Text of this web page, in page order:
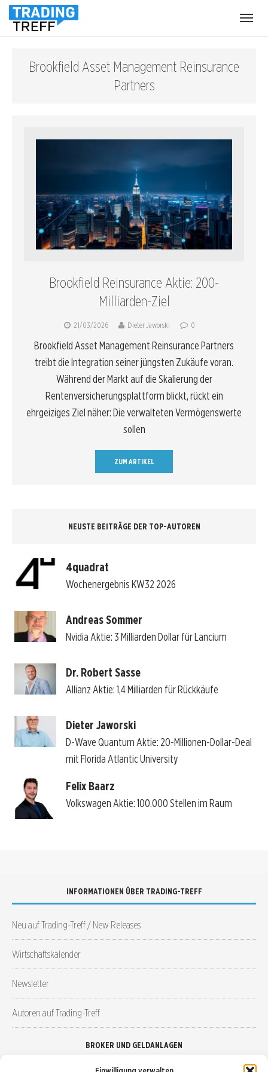
Brookfield Asset Management Reinsurance
Partners
Brookfield Reinsurance Aktie: 200-
Milliarden-Ziel
21/03/2026 Dieter Jaworski 0
Brookfield Asset Management Reinsurance Partners
treibt die Integration seiner jüngsten Zukäufe voran.
Während der Markt auf die Skalierung der
Rentenversicherungsplattform blickt, rückt ein
ehrgeiziges Ziel näher: Die verwalteten Vermögenswerte
sollen
ZUM ARTIKEL
NEUSTE BEITRÄGE DER TOP-AUTOREN
4quadrat
Wochenergebnis KW32 2026
Andreas Sommer
Nvidia Aktie: 3 Milliarden Dollar für Lancium
Dr. Robert Sasse
Allianz Aktie: 1,4 Milliarden für Rückkäufe
Dieter Jaworski
D-Wave Quantum Aktie: 20-Millionen-Dollar-Deal
mit Florida Atlantic University
Felix Baarz
Volkswagen Aktie: 100.000 Stellen im Raum
INFORMATIONEN ÜBER TRADING-TREFF
Neu auf Trading-Treff / New Releases
Wirtschaftskalender
Newsletter
Autoren auf Trading-Treff
BROKER UND GELDANLAGEN